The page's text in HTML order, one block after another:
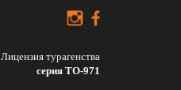
Лицензия турагенства
серия ТО-971